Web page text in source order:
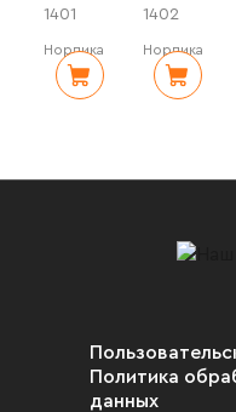
1401
Нордика
1402
Нордика
Политика
данных